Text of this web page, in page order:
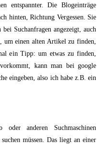
entspannter. Die Blogeinträge
hinten, Richtung Vergessen. Sie
Suchanfragen angezeigt, auch
einen alten Artikel zu finden,
ein Tipp: um etwas zu finden,
kann man bei google
eingeben, also ich habe z.B. ein
anderen Suchmaschinen
müssen. Das liegt an einer